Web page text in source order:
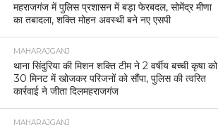
महराजगंज में पुलिस प्रशासन में बड़ा फेरबदल, सोमेंद्र मीणा
का तबादला, शक्ति मोहन अवस्थी बने नए एसपी
MAHARAJGANJ
थाना सिंदुरिया की मिशन शक्ति टीम ने 2 वर्षीय बच्ची कृषा को
30 मिनट में खोजकर परिजनों को सौंपा, पुलिस की त्वरित
कार्रवाई ने जीता दिलमहराजगंज
MAHARAJGANJ